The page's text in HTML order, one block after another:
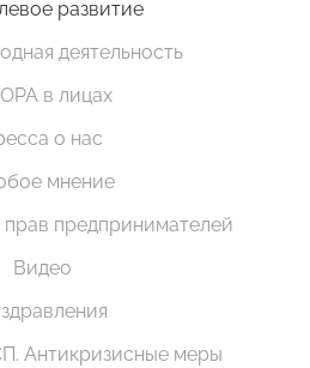
развитие
деятельность
в лицах
о нас
мнение
предпринимателей
Видео
Антикризисные меры